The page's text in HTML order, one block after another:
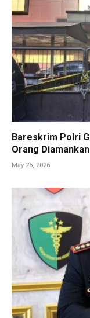
Bareskrim Polri
Orang Diamankan
May 25, 2026